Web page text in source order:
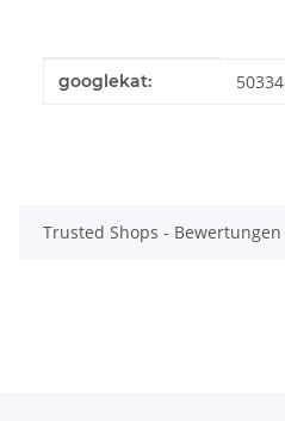
Produkteigenschaft
Wert
googlekat:
Trusted Shops - Bewertungen